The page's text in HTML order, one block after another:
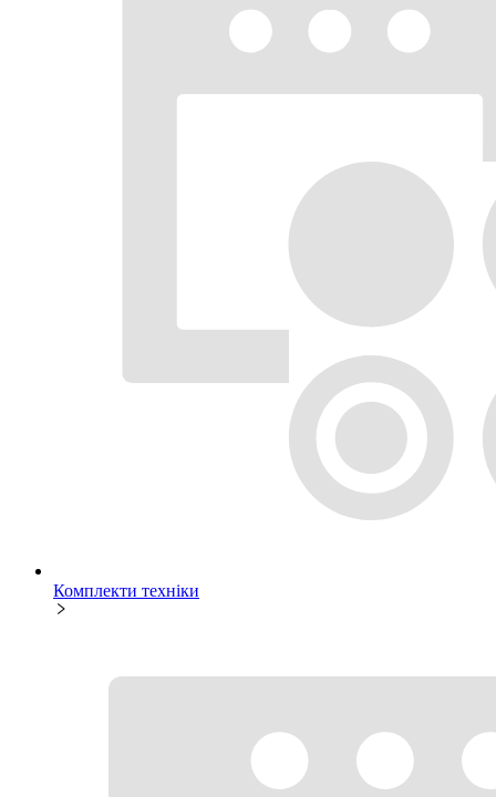
Комплекти техніки